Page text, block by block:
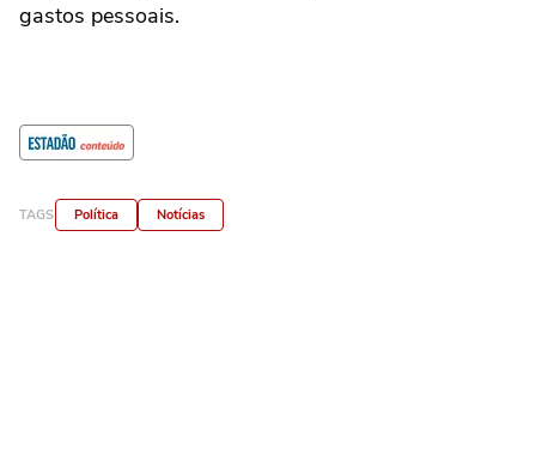
gastos pessoais.
TAGS Política Notícias